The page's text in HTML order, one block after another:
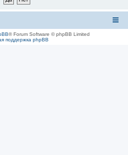
® Forum Software © phpBB Limited
поддержка phpBB